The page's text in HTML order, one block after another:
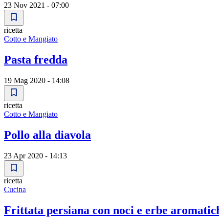
23 Nov 2021 - 07:00
ricetta
Cotto e Mangiato
Pasta fredda
19 Mag 2020 - 14:08
ricetta
Cotto e Mangiato
Pollo alla diavola
23 Apr 2020 - 14:13
ricetta
Cucina
Frittata persiana con noci e erbe